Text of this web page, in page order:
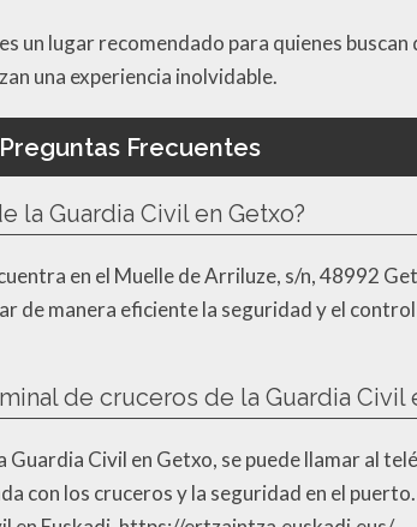
un lugar recomendado para quienes
una experiencia inolvidable.
Preguntas Frecuentes
la Guardia Civil en Getxo?
en el Muelle de Arriluze, s/n, 48992
de manera eficiente la seguridad y el
de cruceros de la Guardia Civil
Civil en Getxo, se puede llamar al
con los cruceros y la seguridad en el